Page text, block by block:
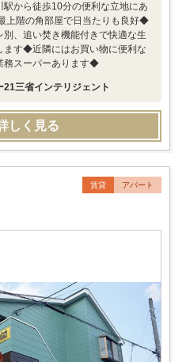
駅から徒歩10分の便利な立地にあ
上階の角部屋で日当たりも良好◆
別、追い焚き機能付きで快適な生
ます◆近隣にはお買い物に便利な
務スーパーあります◆
21三省インテリジェント
しく見る
賃貸 アパート